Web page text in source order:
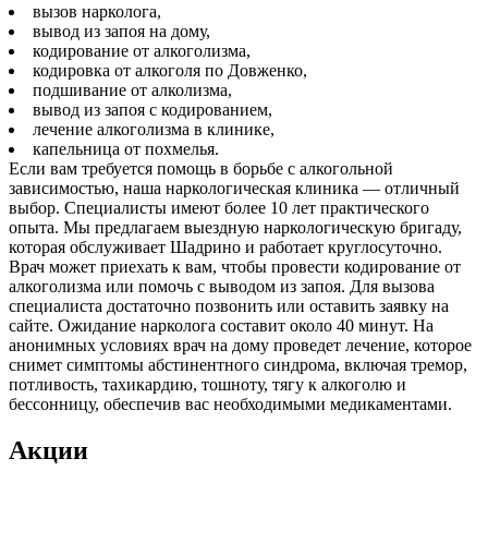
вызов нарколога,
вывод из запоя на дому,
кодирование от алкоголизма,
кодировка от алкоголя по Довженко,
подшивание от алколизма,
вывод из запоя с кодированием,
лечение алкоголизма в клинике,
капельница от похмелья.
Если вам требуется помощь в борьбе с алкогольной
зависимостью, наша наркологическая клиника — отличный
выбор. Специалисты имеют более 10 лет практического
опыта. Мы предлагаем выездную наркологическую бригаду,
которая обслуживает Шадрино и работает круглосуточно.
Врач может приехать к вам, чтобы провести кодирование от
алкоголизма или помочь с выводом из запоя. Для вызова
специалиста достаточно позвонить или оставить заявку на
сайте. Ожидание нарколога составит около 40 минут. На
анонимных условиях врач на дому проведет лечение, которое
снимет симптомы абстинентного синдрома, включая тремор,
потливость, тахикардию, тошноту, тягу к алкоголю и
бессонницу, обеспечив вас необходимыми медикаментами.
Акции